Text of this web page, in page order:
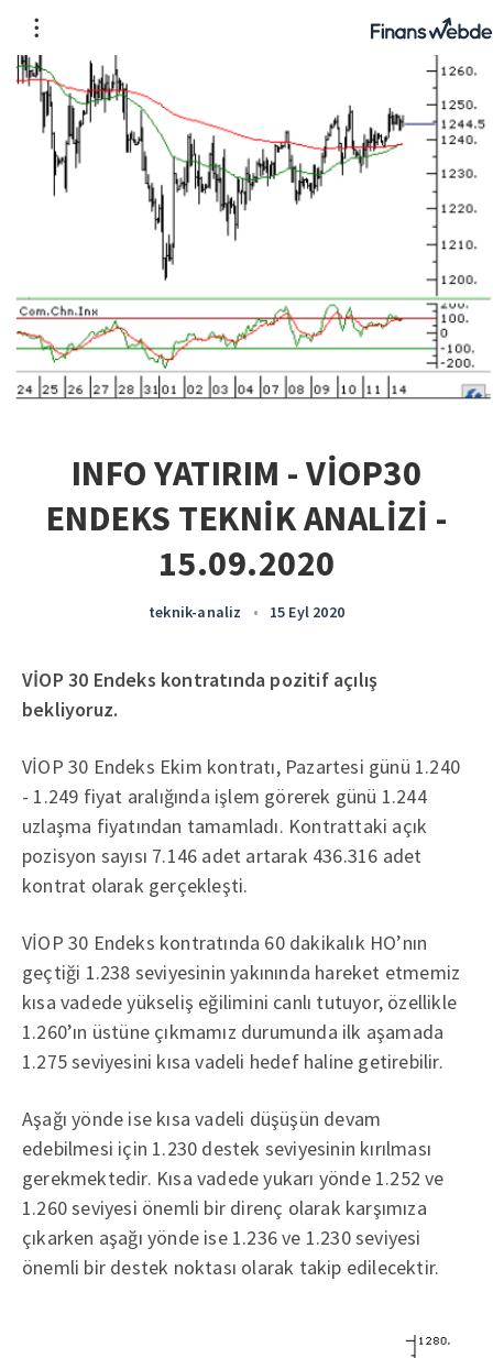
INFO YATIRIM - VİOP30
ENDEKS TEKNİK ANALİZİ -
15.09.2020
teknik-analiz • 15 Eyl 2020
VİOP 30 Endeks kontratında pozitif açılış
bekliyoruz.
VİOP 30 Endeks Ekim kontratı, Pazartesi günü 1.240
- 1.249 fiyat aralığında işlem görerek günü 1.244
uzlaşma fiyatından tamamladı. Kontrattaki açık
pozisyon sayısı 7.146 adet artarak 436.316 adet
kontrat olarak gerçekleşti.
VİOP 30 Endeks kontratında 60 dakikalık HO’nın
geçtiği 1.238 seviyesinin yakınında hareket etmemiz
kısa vadede yükseliş eğilimini canlı tutuyor, özellikle
1.260’ın üstüne çıkmamız durumunda ilk aşamada
1.275 seviyesini kısa vadeli hedef haline getirebilir.
Aşağı yönde ise kısa vadeli düşüşün devam
edebilmesi için 1.230 destek seviyesinin kırılması
gerekmektedir. Kısa vadede yukarı yönde 1.252 ve
1.260 seviyesi önemli bir direnç olarak karşımıza
çıkarken aşağı yönde ise 1.236 ve 1.230 seviyesi
önemli bir destek noktası olarak takip edilecektir.